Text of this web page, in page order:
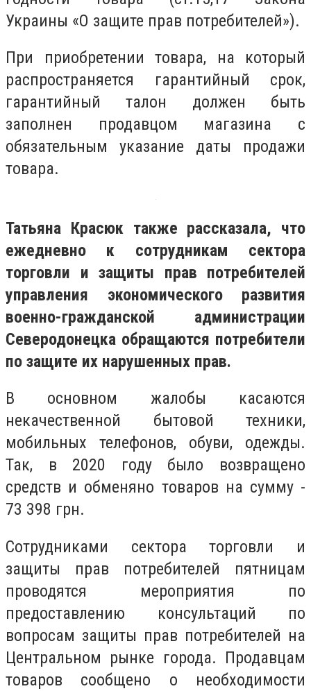
Украины «О защите прав потребителей»).
При приобретении товара, на который
распространяется гарантийный срок,
гарантийный талон должен быть
заполнен продавцом магазина с
обязательным указание даты продажи
товара.
Татьяна Красюк также рассказала, что
ежедневно к сотрудникам сектора
торговли и защиты прав потребителей
управления экономического развития
военно-гражданской администрации
Северодонецка обращаются потребители
по защите их нарушенных прав.
В основном жалобы касаются
некачественной бытовой техники,
мобильных телефонов, обуви, одежды.
Так, в 2020 году было возвращено
средств и обменяно товаров на сумму -
73 398 грн.
Сотрудниками сектора торговли и
защиты прав потребителей пятницам
проводятся мероприятия по
предоставлению консультаций по
вопросам защиты прав потребителей на
Центральном рынке города. Продавцам
товаров сообщено о необходимости